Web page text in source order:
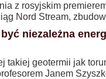
z rosyjskim
Nord Stream,
niezależna
takiej geotermii jak
Janem